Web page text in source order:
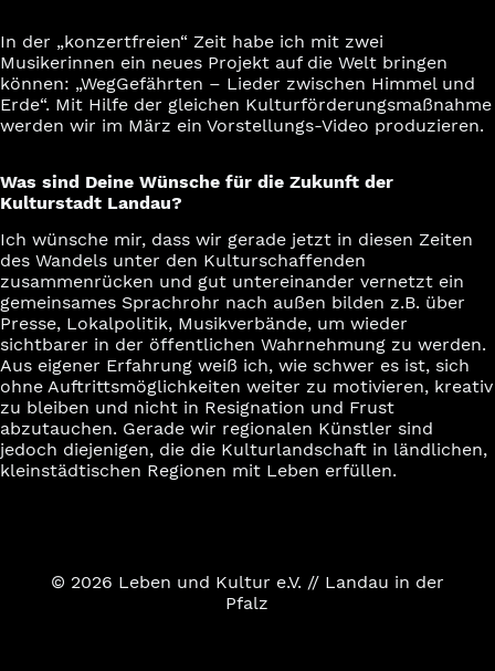
In der „konzertfreien“ Zeit habe ich mit zwei
Musikerinnen ein neues Projekt auf die Welt bringen
können: „WegGefährten – Lieder zwischen Himmel und
Erde“. Mit Hilfe der gleichen Kulturförderungsmaßnahme
werden wir im März ein Vorstellungs-Video produzieren.
Was sind Deine Wünsche für die Zukunft der
Kulturstadt Landau?
Ich wünsche mir, dass wir gerade jetzt in diesen Zeiten
des Wandels unter den Kulturschaffenden
zusammenrücken und gut untereinander vernetzt ein
gemeinsames Sprachrohr nach außen bilden z.B. über
Presse, Lokalpolitik, Musikverbände, um wieder
sichtbarer in der öffentlichen Wahrnehmung zu werden.
Aus eigener Erfahrung weiß ich, wie schwer es ist, sich
ohne Auftrittsmöglichkeiten weiter zu motivieren, kreativ
zu bleiben und nicht in Resignation und Frust
abzutauchen. Gerade wir regionalen Künstler sind
jedoch diejenigen, die die Kulturlandschaft in ländlichen,
kleinstädtischen Regionen mit Leben erfüllen.
© 2026 Leben und Kultur e.V. // Landau in der
Pfalz